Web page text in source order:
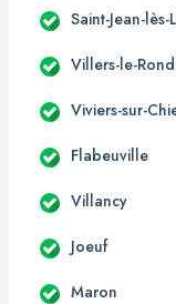
Saint-Jean-
Villers-le-Rond
Viviers-sur-
Flabeuville
Villancy
Joeuf
Maron